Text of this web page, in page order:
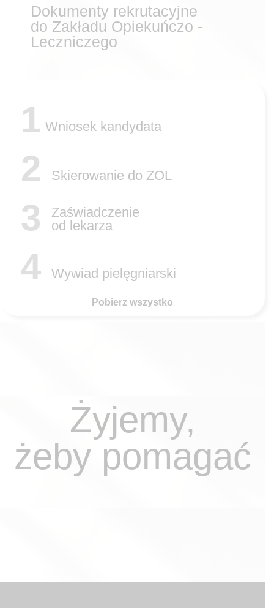
Dokumenty rekrutacyjne
do Zakładu Opiekuńczo -
Leczniczego
1 Wniosek kandydata
2 Skierowanie do ZOL
3
Zaświadczenie
od lekarza
4 Wywiad pielęgniarski
Pobierz wszystko
Żyjemy,
żeby pomagać